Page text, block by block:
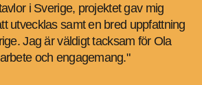
i Sverige, projektet gav mig
utvecklas samt en bred uppfattning
Jag är väldigt tacksam för Ola
och engagemang."